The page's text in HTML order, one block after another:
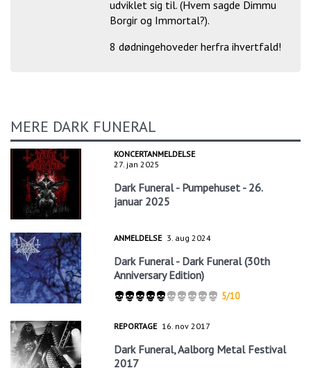
udviklet sig til. (Hvem sagde Dimmu
Borgir og Immortal?).
8 dødningehoveder herfra ihvertfald!
MERE DARK FUNERAL
KONCERTANMELDELSE
27. jan 2025
Dark Funeral - Pumpehuset - 26.
januar 2025
ANMELDELSE 3. aug 2024
Dark Funeral - Dark Funeral (30th
Anniversary Edition)
5/10
REPORTAGE 16. nov 2017
Dark Funeral, Aalborg Metal Festival
2017